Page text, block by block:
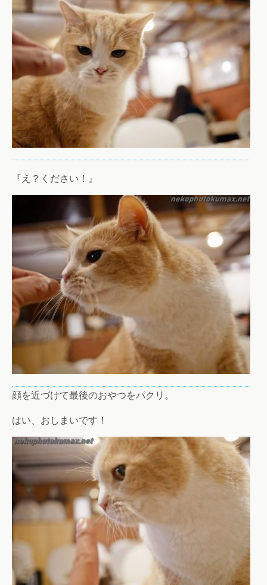
『え？ください！』
顔を近づけて最後のおやつをパクリ。
はい、おしまいです！